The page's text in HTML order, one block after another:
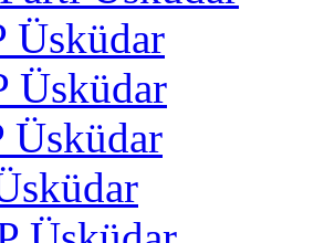
Üsküdar
Üsküdar
Üsküdar